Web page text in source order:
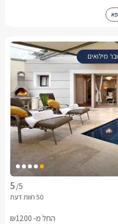
מילואים
/5
החל מ- ₪1200